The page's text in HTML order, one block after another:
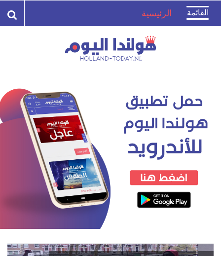
Toggle
navigation
القائمة الرئيسية